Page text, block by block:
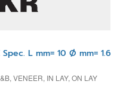
Spec. L mm= 10 Ø mm= 1.6
VENEER, IN LAY, ON LAY